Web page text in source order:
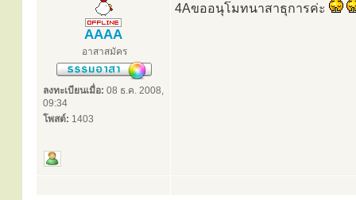
AAAA
อาสาสมัคร
ลงทะเบียนเมื่อ: 08 ธ.ค. 2008,
09:34
โพสต์: 1403
4Aขออนุโมทนาสาธุการค่ะ